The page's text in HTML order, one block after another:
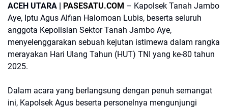
ACEH UTARA | PASESATU.COM – Kapolsek Tanah Jambo
Aye, Iptu Agus Alfian Halomoan Lubis, beserta seluruh
anggota Kepolisian Sektor Tanah Jambo Aye,
menyelenggarakan sebuah kejutan istimewa dalam rangka
merayakan Hari Ulang Tahun (HUT) TNI yang ke-80 tahun
2025.
Dalam acara yang berlangsung dengan penuh semangat
ini, Kapolsek Agus beserta personelnya mengunjungi